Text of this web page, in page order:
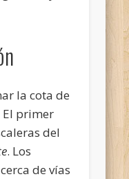
la cota de
El primer
del
. Los
de vías